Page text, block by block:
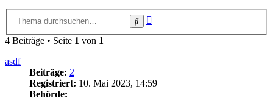
Suche
4 Beiträge • Seite 1 von 1
asdf
Beiträge: 2
Registriert: 10. Mai 2023, 14:59
Behörde: